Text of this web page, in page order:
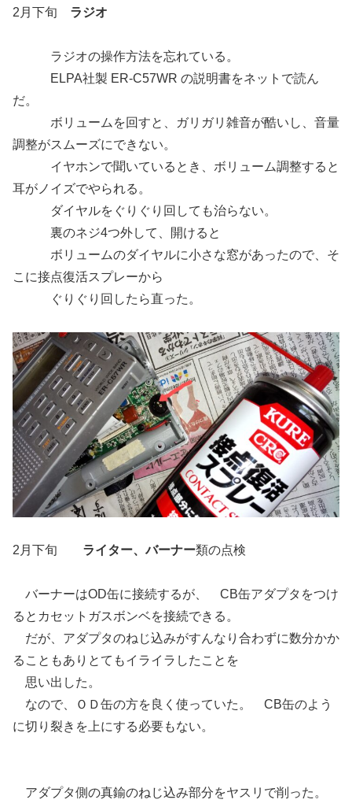
2月下旬 ラジオ
ラジオの操作方法を忘れている。
ELPA社製 ER-C57WR の説明書をネットで読ん
だ。
ボリュームを回すと、ガリガリ雑音が酷いし、音量
調整がスムーズにできない。
イヤホンで聞いているとき、ボリューム調整すると
耳がノイズでやられる。
ダイヤルをぐりぐり回しても治らない。
裏のネジ4つ外して、開けると
ボリュームのダイヤルに小さな窓があったので、そ
こに接点復活スプレーから
ぐりぐり回したら直った。
2月下旬 ライター、バーナー類の点検
バーナーはOD缶に接続するが、 CB缶アダプタをつけ
るとカセットガスボンベを接続できる。
だが、アダプタのねじ込みがすんなり合わずに数分かか
ることもありとてもイライラしたことを
思い出した。
なので、ＯＤ缶の方を良く使っていた。 CB缶のよう
に切り裂きを上にする必要もない。
アダプタ側の真鍮のねじ込み部分をヤスリで削った。